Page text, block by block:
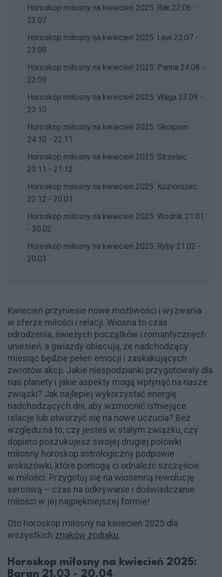
Horoskop miłosny na kwiecień 2025: Rak 22.06 -
22.07
Horoskop miłosny na kwiecień 2025: Lew 23.07 -
23.08
Horoskop miłosny na kwiecień 2025: Panna 24.08 -
22.09
Horoskop miłosny na kwiecień 2025: Waga 23.09 -
23.10
Horoskop miłosny na kwiecień 2025: Skorpion
24.10 - 22.11
Horoskop miłosny na kwiecień 2025: Strzelec
23.11 - 21.12
Horoskop miłosny na kwiecień 2025: Koziorożec
22.12 - 20.01
Horoskop miłosny na kwiecień 2025: Wodnik 21.01
- 20.02
Horoskop miłosny na kwiecień 2025: Ryby 21.02 -
20.03
Kwiecień przyniesie nowe możliwości i wyzwania
w sferze miłości i relacji. Wiosna to czas
odrodzenia, świeżych początków i romantycznych
uniesień, a gwiazdy obiecują, że nadchodzący
miesiąc będzie pełen emocji i zaskakujących
zwrotów akcji. Jakie niespodzianki przygotowały dla
nas planety i jakie aspekty mogą wpłynąć na nasze
związki? Jak najlepiej wykorzystać energię
nadchodzących dni, aby wzmocnić istniejące
relacje lub otworzyć się na nowe uczucia? Bez
względu na to, czy jesteś w stałym związku, czy
dopiero poszukujesz swojej drugiej połówki
miłosny horoskop astrologiczny podpowie
wskazówki, które pomogą ci odnaleźć szczęście
w miłości. Przygotuj się na wiosenną rewolucję
sercową – czas na odkrywanie i doświadczanie
miłości w jej najpiękniejszej formie!
Oto horoskop miłosny na kwiecień 2025 dla
wszystkich znaków zodiaku.
Horoskop miłosny na kwiecień 2025:
Baran 21.03 - 20.04